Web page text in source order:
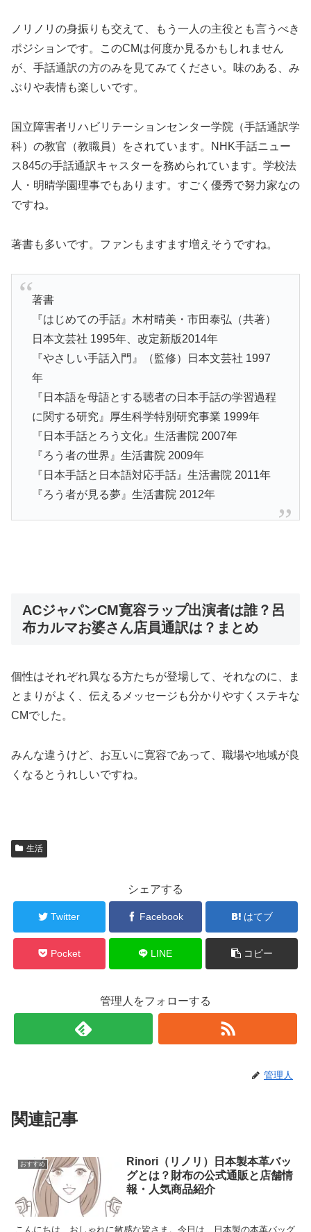
ノリノリの身振りも交えて、もう一人の主役とも言うべき
ポジションです。このCMは何度か見るかもしれません
が、手話通訳の方のみを見てみてください。味のある、み
ぶりや表情も楽しいです。
国立障害者リハビリテーションセンター学院（手話通訳学
科）の教官（教職員）をされています。NHK手話ニュー
ス845の手話通訳キャスターを務められています。学校法
人・明晴学園理事でもあります。すごく優秀で努力家なの
ですね。
著書も多いです。ファンもますます増えそうですね。
著書
『はじめての手話』木村晴美・市田泰弘（共著）
日本文芸社 1995年、改定新版2014年
『やさしい手話入門』（監修）日本文芸社 1997
年
『日本語を母語とする聴者の日本手話の学習過程
に関する研究』厚生科学特別研究事業 1999年
『日本手話とろう文化』生活書院 2007年
『ろう者の世界』生活書院 2009年
『日本手話と日本語対応手話』生活書院 2011年
『ろう者が見る夢』生活書院 2012年
ACジャパンCM寛容ラップ出演者は誰？呂
布カルマお婆さん店員通訳は？まとめ
個性はそれぞれ異なる方たちが登場して、それなのに、ま
とまりがよく、伝えるメッセージも分かりやすくステキな
CMでした。
みんな違うけど、お互いに寛容であって、職場や地域が良
くなるとうれしいですね。
生活
シェアする
Twitter Facebook はてブ
Pocket LINE コピー
管理人をフォローする
管理人
関連記事
おすすめ
Rinori（リノリ）日本製本革バッ
グとは？財布の公式通販と店舗情
報・人気商品紹介
こんにちは、おしゃれに敏感な皆さま。今日は、日本製の本革バッグ